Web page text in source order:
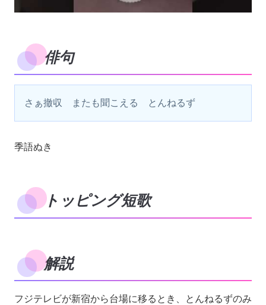
俳句
さぁ撤収　またも聞こえる　とんねるず
季語ぬき
トッピング短歌
解説
フジテレビが新宿から台場に移るとき、とんねるずのみ